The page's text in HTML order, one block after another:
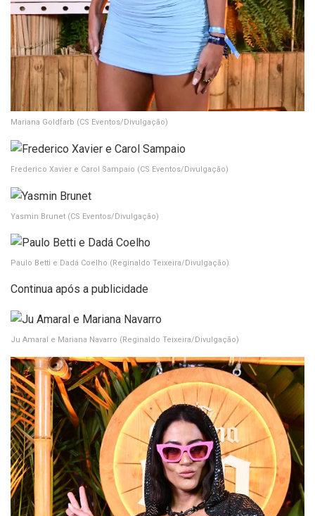
Mariana Goldfarb (CS Eventos/Divulgação)
Frederico Xavier e Carol Sampaio (CS Eventos/Divulgação)
Yasmin Brunet (CS Eventos/Divulgação)
Paulo Betti e Dadá Coelho (Reginaldo Teixeira/Divulgação)
Continua após a publicidade
Ju Amaral e Mariana Navarro (Reginaldo Teixeira/Divulgação)